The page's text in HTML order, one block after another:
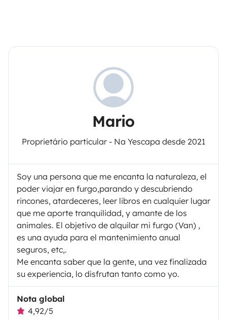
Mario
Proprietário particular - Na Yescapa desde 2021
Soy una persona que me encanta la naturaleza, el
poder viajar en furgo,parando y descubriendo
rincones, atardeceres, leer libros en cualquier lugar
que me aporte tranquilidad, y amante de los
animales. El objetivo de alquilar mi furgo (Van) ,
es una ayuda para el mantenimiento anual
seguros, etc,.
Me encanta saber que la gente, una vez finalizada
su experiencia, lo disfrutan tanto como yo.
Nota global
4,92/5